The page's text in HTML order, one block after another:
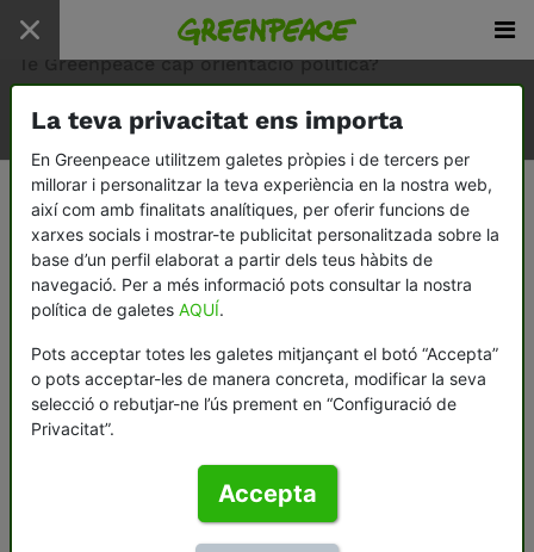
Inici preguntes freqüents /
Té Greenpeace cap orientació política?
Té Greenpeace cap orientació
política?
A Greenpeace no assumim cap altra posició
política que no sigui la protecció del medi
ambient. Des de la fundació, en 1971,
Greenpeace manté una independència total de
qualsevol afiliació política o d’interès
econòmic.
La teva privacitat ens importa
En Greenpeace utilitzem galetes pròpies i de tercers per
millorar i personalitzar la teva experiència en la nostra web,
així com amb finalitats analítiques, per oferir funcions de
xarxes socials i mostrar-te publicitat personalitzada sobre la
base d’un perfil elaborat a partir dels teus hàbits de
navegació. Per a més informació pots consultar la nostra
política de galetes AQUÍ.
Pots acceptar totes les galetes mitjançant el botó “Accepta”
o pots acceptar-les de manera concreta, modificar la seva
selecció o rebutjar-ne l’ús prement en “Configuració de
Privacitat”.
Accepta